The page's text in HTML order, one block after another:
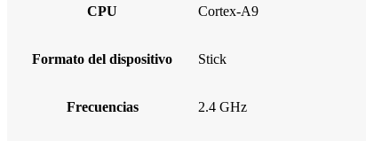
CPU Cortex-A9
Formato del dispositivo Stick
Frecuencias 2.4 GHz